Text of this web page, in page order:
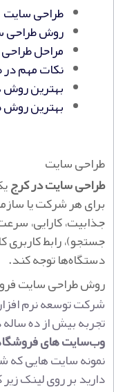
طراحی سایت
روش طراحی
مراحل
نکات مهم
بهترین
بهترین
طراحی سایت
طراحی سایت در کرج
برای هر شرکت یا
جذابیت، کارایی،
جستجو)، رابط کاربری
دستگاه‌ها توجه کند.
روش طراحی سایت
شرکت توسعه نرم
تجربه بیش از ده ساله
وب‌سایت‌ های
نمونه سایت هایی که
دارید بر روی لینک